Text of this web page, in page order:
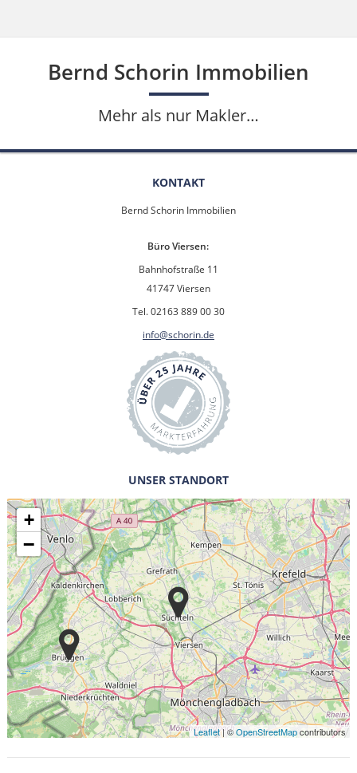
Bernd Schorin Immobilien
Mehr als nur Makler…
KONTAKT
Bernd Schorin Immobilien
Büro Viersen:
Bahnhofstraße 11
41747 Viersen
Tel. 02163 889 00 30
info@schorin.de
UNSER STANDORT
+
−
Leaflet| ©OpenStreetMapcontributors